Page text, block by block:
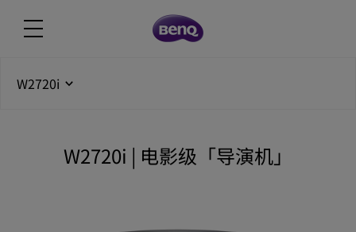
W2720i
W2720i | 电影级「导演机」